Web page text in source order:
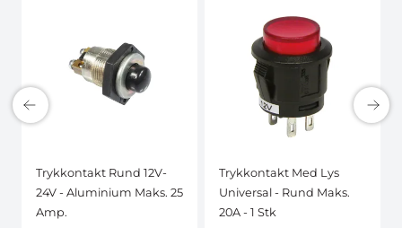
Trykkontakt Rund 12V-
24V - Aluminium Maks. 25
Amp.
Trykkontakt Med Lys
Universal - Rund Maks.
20A - 1 Stk